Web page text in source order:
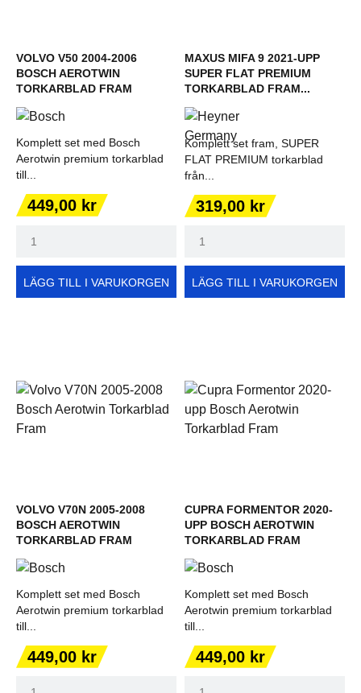
VOLVO V50 2004-2006
BOSCH AEROTWIN
TORKARBLAD FRAM
Komplett set med Bosch
Aerotwin premium torkarblad
till...
Pris
449,00 kr
LÄGG TILL I VARUKORGEN
MAXUS MIFA 9 2021-UPP
SUPER FLAT PREMIUM
TORKARBLAD FRAM...
Komplett set fram, SUPER
FLAT PREMIUM torkarblad
från...
Pris
319,00 kr
LÄGG TILL I VARUKORGEN
VOLVO V70N 2005-2008
BOSCH AEROTWIN
TORKARBLAD FRAM
Komplett set med Bosch
Aerotwin premium torkarblad
till...
Pris
449,00 kr
CUPRA FORMENTOR 2020-
UPP BOSCH AEROTWIN
TORKARBLAD FRAM
Komplett set med Bosch
Aerotwin premium torkarblad
till...
Pris
449,00 kr